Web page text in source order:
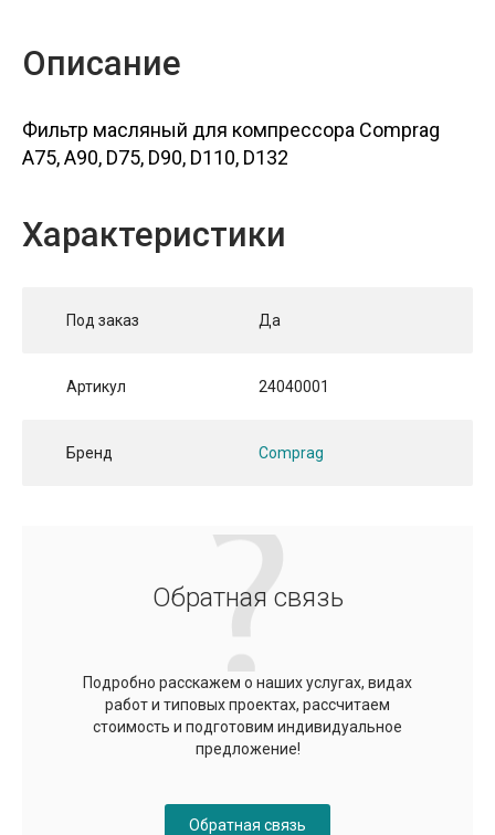
Описание
Фильтр масляный для компрессора Comprag
A75, A90, D75, D90, D110, D132
Характеристики
Под заказ Да
Артикул 24040001
Бренд Comprag
Обратная связь
Подробно расскажем о наших услугах, видах
работ и типовых проектах, рассчитаем
стоимость и подготовим индивидуальное
предложение!
Обратная связь